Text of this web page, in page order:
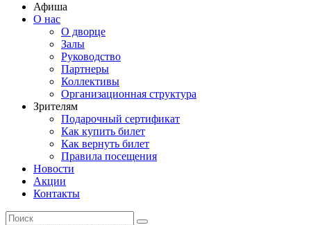
Афиша
О нас
О дворце
Залы
Руководство
Партнеры
Коллективы
Организационная структура
Зрителям
Подарочный сертификат
Как купить билет
Как вернуть билет
Правила посещения
Новости
Акции
Контакты